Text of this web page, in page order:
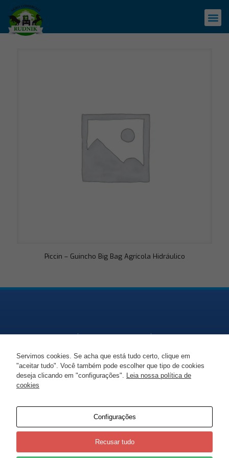
Piccin – Guincho Big Bag Agrícola Hidráulico
Endereço
Moema, Itaiópolis -
Telefone Email
Servimos cookies. Se acha que está tudo certo, clique em
"aceitar tudo". Você também pode escolher que tipo de cookies
deseja clicando em "configurações". Leia nossa política de
cookies
Configurações
Recusar tudo